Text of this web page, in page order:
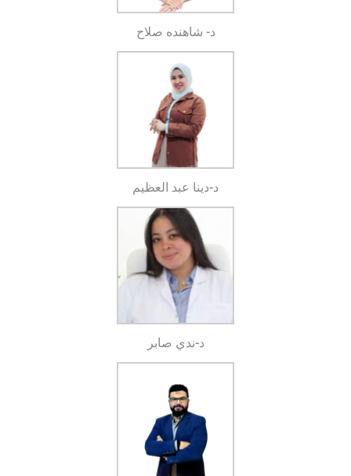
د- شاهنده صلاح
د-دينا عبد العظيم
د-ندي صابر